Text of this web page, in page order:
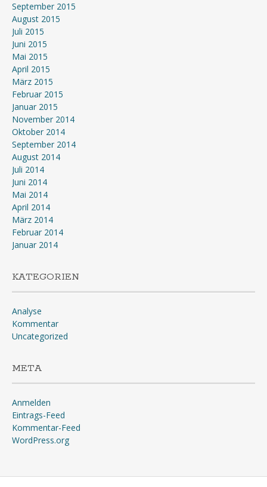
September 2015
August 2015
Juli 2015
Juni 2015
Mai 2015
April 2015
März 2015
Februar 2015
Januar 2015
November 2014
Oktober 2014
September 2014
August 2014
Juli 2014
Juni 2014
Mai 2014
April 2014
März 2014
Februar 2014
Januar 2014
KATEGORIEN
Analyse
Kommentar
Uncategorized
META
Anmelden
Eintrags-Feed
Kommentar-Feed
WordPress.org